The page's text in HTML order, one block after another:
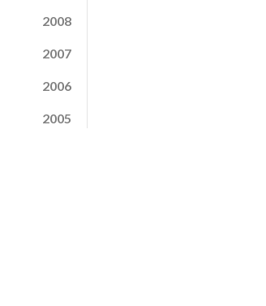
2008
2007
2006
2005